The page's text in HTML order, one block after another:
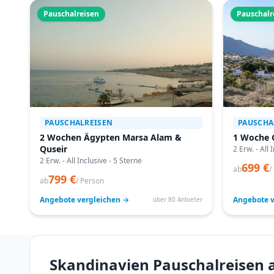
Pauschalreisen
PAUSCHALREISEN
2 Wochen Ägypten Marsa Alam &
Quseir
2 Erw. - All Inclusive - 5 Sterne
ab799 €/ Person
Angebote vergleichen →
über 80 Anbieter
1 Woche
2 Erw. - All
ab699 €/
Angebote
Skandinavien Pauschalreisen